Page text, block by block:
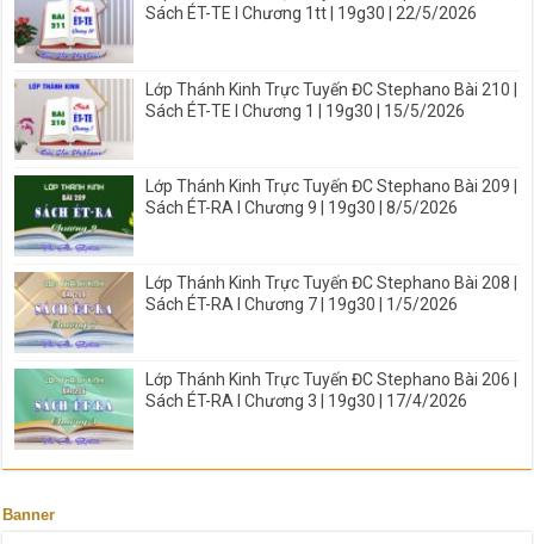
Sách ÉT-TE I Chương 1tt | 19g30 | 22/5/2026
Lớp Thánh Kinh Trực Tuyến ĐC Stephano Bài 210 |
Sách ÉT-TE I Chương 1 | 19g30 | 15/5/2026
Lớp Thánh Kinh Trực Tuyến ĐC Stephano Bài 209 |
Sách ÉT-RA I Chương 9 | 19g30 | 8/5/2026
Lớp Thánh Kinh Trực Tuyến ĐC Stephano Bài 208 |
Sách ÉT-RA I Chương 7 | 19g30 | 1/5/2026
Lớp Thánh Kinh Trực Tuyến ĐC Stephano Bài 206 |
Sách ÉT-RA I Chương 3 | 19g30 | 17/4/2026
Banner